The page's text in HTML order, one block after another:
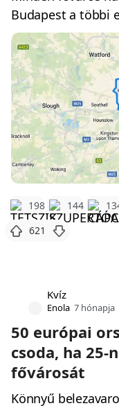
Budapest a többi
198 144
621
Kvíz
Enola 7 hónapja
50 európai
csoda, ha
fővárosát
Könnyű